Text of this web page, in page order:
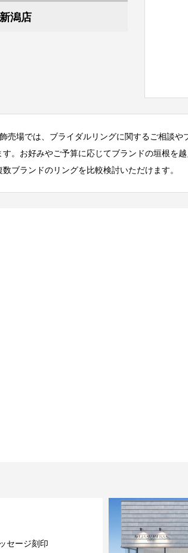
潟店
場では、ブライダルリングに関するご相談や
。お好みやご予算に応じてブランドの垣根を
ブランドのリングを比較検討いただけます。
セージ刻印